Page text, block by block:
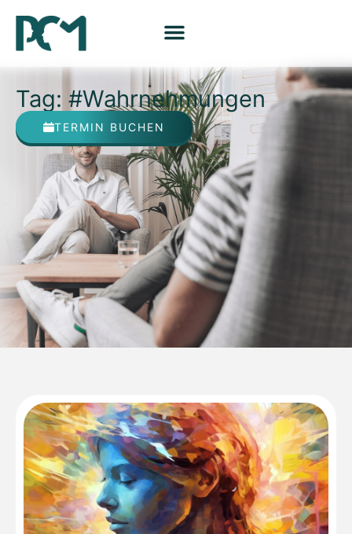
Tag: #Wahrnehmungen
TERMIN BUCHEN